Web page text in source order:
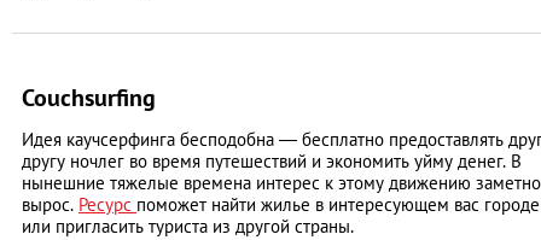
Couchsurfing
Идея каучсерфинга бесподобна — бесплатно предоставлять
другу ночлег во время путешествий и экономить уйму денег. В
нынешние тяжелые времена интерес к этому движению заметно
вырос. Ресурс поможет найти жилье в интересующем вас городе
или пригласить туриста из другой страны.